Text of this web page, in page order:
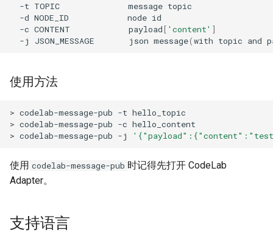
Ruby
Python
JavaScript(NodeJS)
Erlang
Teachable Machine
blender
RaspberryPi GPIO
Sonic Pi
-t TOPIC message
-d NODE_ID node
-c CONTENT payload[ 'content' ]
-j
JSON_MESSAGE json message(with topic and
使用方法
> codelab-message-pub -t hello_topic
> codelab-message-pub -c hello_content
> codelab-message-pub -j
使用 codelab-message-pub 时记得先打开 CodeLab
Adapter。
支持语言